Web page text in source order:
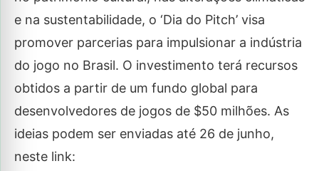
e na sustentabilidade, o ‘Dia do Pitch’ visa
promover parcerias para impulsionar a indústria
do jogo no Brasil. O investimento terá recursos
obtidos a partir de um fundo global para
desenvolvedores de jogos de $50 milhões. As
ideias podem ser enviadas até 26 de junho,
neste link: